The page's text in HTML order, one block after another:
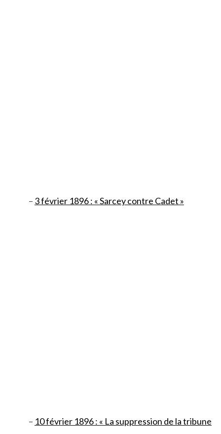
– 3 février 1896 : « Sarcey contre Cadet »
– 10 février 1896 : « La suppression de la tribune